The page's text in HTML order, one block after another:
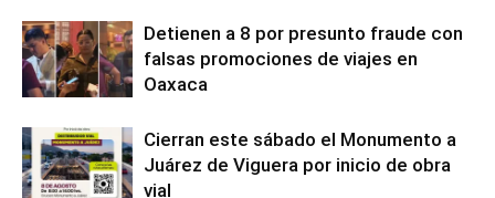
Detienen a 8 por presunto fraude con
falsas promociones de viajes en
Oaxaca
Cierran este sábado el Monumento a
Juárez de Viguera por inicio de obra
vial